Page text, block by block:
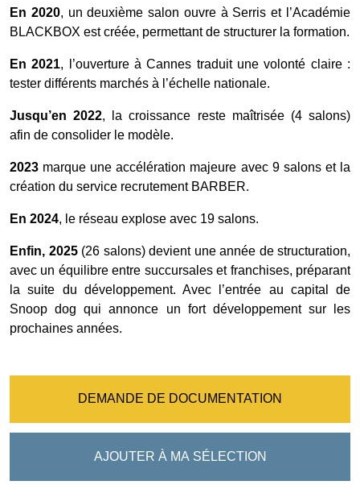
En 2020, un deuxième salon ouvre à Serris et l’Académie
BLACKBOX est créée, permettant de structurer la formation.
En 2021, l’ouverture à Cannes traduit une volonté claire :
tester différents marchés à l’échelle nationale.
Jusqu’en 2022, la croissance reste maîtrisée (4 salons)
afin de consolider le modèle.
2023 marque une accélération majeure avec 9 salons et la
création du service recrutement BARBER.
En 2024, le réseau explose avec 19 salons.
Enfin, 2025(26 salons) devient une année de structuration,
avec un équilibre entre succursales et franchises, préparant
la suite du développement. Avec l’entrée au capital de
Snoop dog qui annonce un fort développement sur les
prochaines années.
DEMANDE DE DOCUMENTATION
AJOUTER À MA SÉLECTION